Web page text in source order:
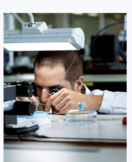
达芙妮·克劳迪娅
资深雷达技师
是雷达维修服务中心
(雷达保养维修中心)
的高级技师之一
Shanghai Rado Maintain center
 上海雷达维修